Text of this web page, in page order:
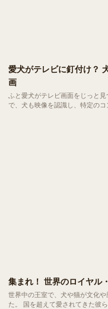
愛犬がテレビに釘付け？
画
ふと愛犬がテレビ画面をじっと
で、犬も映像を認識し、特定の
集まれ！ 世界のロイヤル
世界中の王室で、犬や猫が文化
た。 国を超えて愛されてきた彼らの歴史は、動物たちが人とともに歩んできた足跡